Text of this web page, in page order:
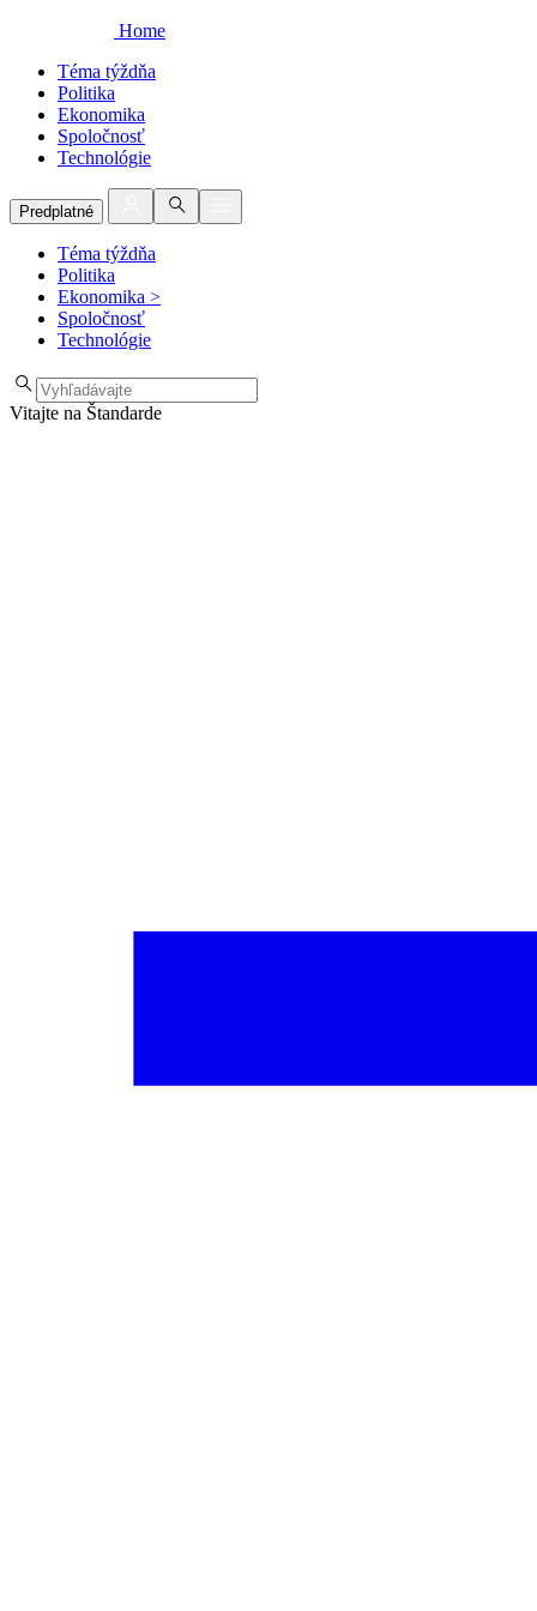
Home
Téma týždňa
Politika
Ekonomika
Spoločnosť
Technológie
Predplatné
Téma týždňa
Politika
Ekonomika >
Spoločnosť
Technológie
Vitajte na Štandarde